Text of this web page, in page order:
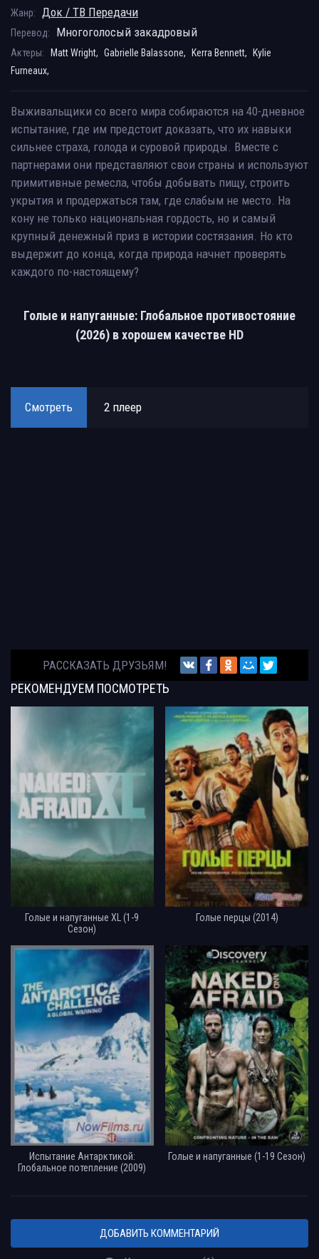
Жанр: Док / ТВ Передачи
Перевод: Многоголосый закадровый
Актеры: Matt Wright, Gabrielle Balassone, Kerra Bennett,
Kylie
Furneaux,
Выживальщики со всего мира собираются на 40-дневное
испытание, где им предстоит доказать, что их навыки
сильнее страха, голода и суровой природы. Вместе с
партнерами они представляют свои страны и используют
примитивные ремесла, чтобы добывать пищу, строить
укрытия и продержаться там, где слабым не место. На
кону не только национальная гордость, но и самый
крупный денежный приз в истории состязания. Но кто
выдержит до конца, когда природа начнет проверять
каждого по-настоящему?
Голые и напуганные: Глобальное противостояние
(2026) в хорошем качестве HD
Смотреть 2 плеер
РАССКАЗАТЬ ДРУЗЬЯМ!
РЕКОМЕНДУЕМ ПОСМОТРЕТЬ
Голые и напуганные XL (1-9
Сезон)
Голые перцы (2014)
Испытание Антарктикой:
Глобальное потепление (2009)
Голые и напуганные (1-19 Сезон)
ДОБАВИТЬ КОММЕНТАРИЙ